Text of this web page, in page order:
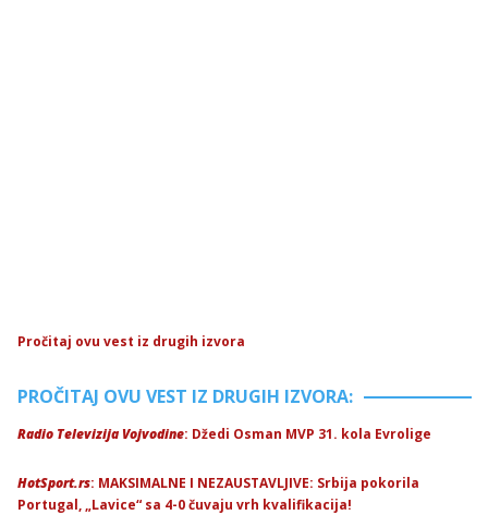
Pročitaj ovu vest iz drugih izvora
PROČITAJ OVU VEST IZ DRUGIH IZVORA:
Radio Televizija Vojvodine: Džedi Osman MVP 31. kola Evrolige
HotSport.rs: MAKSIMALNE I NEZAUSTAVLJIVE: Srbija pokorila
Portugal, „Lavice“ sa 4-0 čuvaju vrh kvalifikacija!